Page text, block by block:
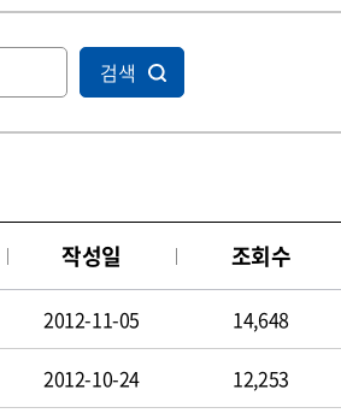
검색
작성일 조회수
2012-11-05 14,648
2012-10-24 12,253